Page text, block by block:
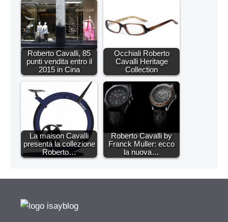
Roberto Cavalli, 85
punti vendita entro il
2015 in Cina
Occhiali Roberto
Cavalli Heritage
Collection
La maison Cavalli
presenta la collezione
Roberto…
Roberto Cavalli by
Franck Muller: ecco
la nuova…